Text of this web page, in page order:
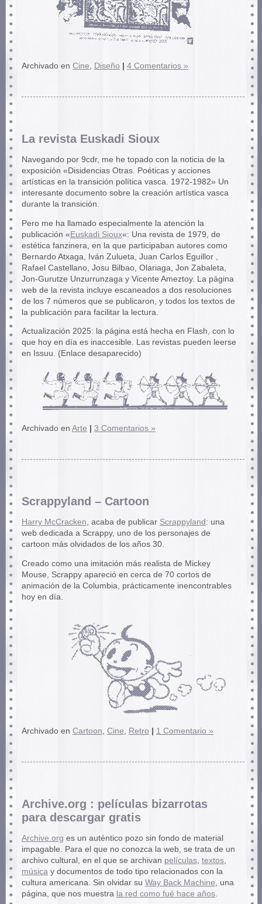
Archivado en Cine Diseño 4 Comentarios »
La revista Euskadi Sioux
Navegando por 9cdr, me he topado con la noticia de la
exposición «Disidencias Otras. Poéticas y acciones
artísticas en la transición política vasca. 1972-1982» Un
interesante documento sobre la creación artística vasca
durante la transición.
Pero me ha llamado especialmente la atención la
publicación «Euskadi Sioux«: Una revista de 1979, de
estética fanzinera, en la que participaban autores como
Bernardo Atxaga, Iván Zulueta, Juan Carlos Eguillor ,
Rafael Castellano, Josu Bilbao, Olariaga, Jon Zabaleta,
Jon-Gurutze Unzurrunzaga y Vicente Ameztoy. La página
web de la revista incluye escaneados a dos resoluciones
de los 7 números que se publicaron, y todos los textos de
la publicación para facilitar la lectura.
Actualización 2025: la página está hecha en Flash, con lo
que hoy en día es inaccesible. Las revistas pueden leerse
en Issuu. (Enlace desaparecido)
Archivado en Arte | 3 Comentarios »
Scrappyland – Cartoon
Harry McCracken , acaba de publicar Scrappyland : una
web dedicada a Scrappy, uno de los personajes de
cartoon más olvidados de los años 30.
Creado como una imitación más realista de Mickey
Mouse, Scrappy apareció en cerca de 70 cortos de
animación de la Columbia, prácticamente inencontrables
hoy en día.
Archivado en Cartoon Cine Retro 1 Comentario »
Archive.org : películas bizarrotas
para descargar gratis
Archive.org es un auténtico pozo sin fondo de material
impagable. Para el que no conozca la web, se trata de un
archivo cultural, en el que se archivan películas, textos,
músicay documentos de todo tipo relacionados con la
cultura americana. Sin olvidar su Way Back Machine, una
página, que nos muestra la red como fué hace años.